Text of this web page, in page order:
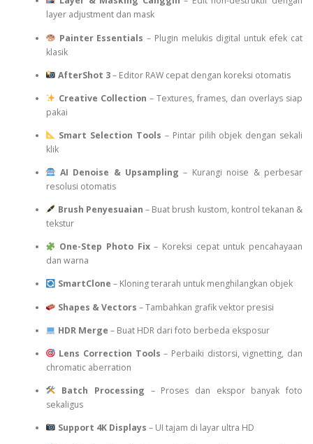
layer adjustment dan mask
Painter Essentials – Plugin melukis digital untuk efek cat
klasik
AfterShot 3– Editor RAW cepat dengan koreksi otomatis
Creative Collection – Textures, frames, dan overlays siap
pakai
Smart Selection Tools – Pintar pilih objek dengan sekali
klik
AI Denoise & Upsampling – Kurangi noise & perbesar
resolusi otomatis
Brush Penyesuaian – Buat brush kustom, kontrol tekanan &
tekstur
One-Step Photo Fix– Koreksi cepat untuk pencahayaan
dan warna
SmartClone – Kloning terarah untuk menghilangkan objek
Shapes & Vectors – Tambahkan grafik vektor presisi
HDR Merge – Buat HDR dari foto berbeda eksposur
Lens Correction Tools – Perbaiki distorsi, vignetting, dan
chromatic aberration
Batch Processing – Proses dan ekspor banyak foto
sekaligus
Support 4K Displays – UI tajam di layar ultra HD